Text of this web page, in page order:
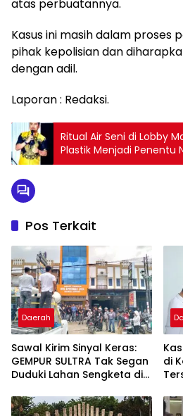
atas perbuatannya.
Kasus ini masih dalam proses
pihak kepolisian dan
dengan adil.
Laporan : Redaksi.
Ritual Air Seni di Lobby
Plastik Menjadi Penentu
Pos Terkait
Daerah
Sawal Kirim Sinyal Keras:
GEMPUR SULTRA Tak Segan
Duduki Lahan Sengketa di
di